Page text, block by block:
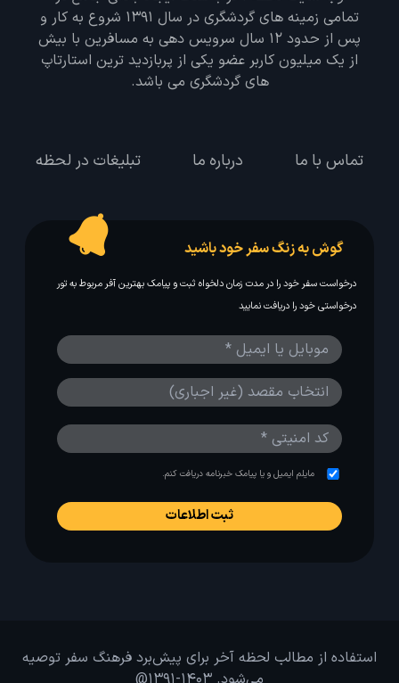
تمامی زمینه های گردشگری در سال 1391 شروع به کار و
پس از حدود 12 سال سرویس دهی به مسافرین با بیش
از یک میلیون کاربر عضو یکی از پربازدید ترین استارتاپ
های گردشگری می باشد.
تماس با ما درباره ما تبلیغات در لحظه
گوش به زنگ سفر خود باشید
درخواست سفر خود را در مدت زمان دلخواه ثبت و پیامک بهترین آفر مربوط به تور
درخواستی خود را دریافت نمایید
مایلم ایمیل و یا پیامک خبرنامه دریافت کنم.
استفاده از مطالب لحظه آخر برای پیش‌برد فرهنگ سفر توصیه